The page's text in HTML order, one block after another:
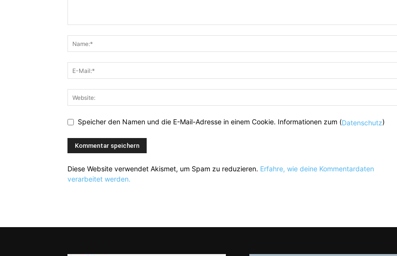
Speicher den Namen und die E-Mail-Adresse in einem Cookie. Informationen zum (Datenschutz)
Diese Website verwendet Akismet, um Spam zu reduzieren. Erfahre, wie deine Kommentardaten
verarbeitet werden.